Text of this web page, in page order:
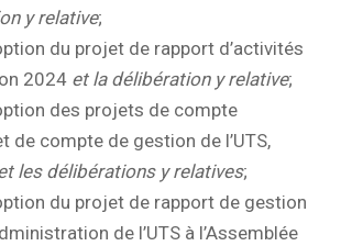
y relative;
du projet de rapport d’activités
2024 et la délibération y relative;
des projets de compte
de compte de gestion de l’UTS,
les délibérations y relatives;
du projet de rapport de gestion
de l’UTS à l’Assemblée